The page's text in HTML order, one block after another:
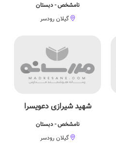
نامشخص - دبستان
گیلان رودسر
شهید شیرازی دعویسرا
نامشخص - دبستان
گیلان رودسر